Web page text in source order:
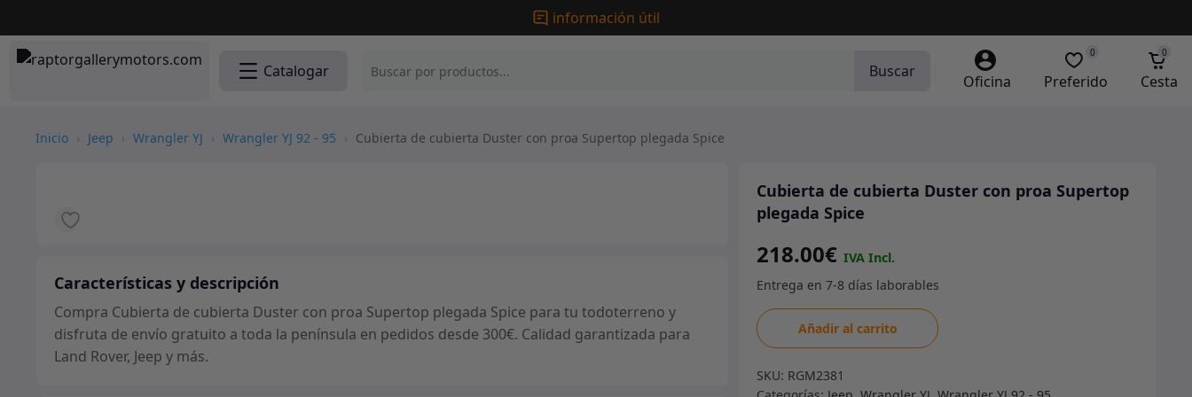
información útil
Catalogar Buscar
Oficina Preferido
0
Cesta
0
Inicio › Jeep › Wrangler YJ › Wrangler YJ 92 - 95 › Cubierta de cubierta Duster con proa Supertop plegada Spice
Características y descripción
Compra Cubierta de cubierta Duster con proa Supertop plegada Spice para tu todoterreno y
disfruta de envío gratuito a toda la península en pedidos desde 300€. Calidad garantizada para
Land Rover, Jeep y más.
Cubierta de cubierta Duster con proa Supertop
plegada Spice
218.00€
Cubierta
de
Duster
Añadir al carrito
SKU: RGM2381